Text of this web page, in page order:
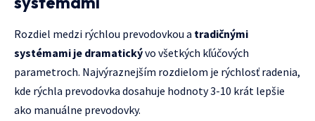
Rozdiel medzi rýchlou prevodovkou a tradičnými
systémami je dramatickývo všetkých kľúčových
parametroch. Najvýraznejším rozdielom je rýchlosť radenia,
kde rýchla prevodovka dosahuje hodnoty 3-10 krát lepšie
ako manuálne prevodovky.